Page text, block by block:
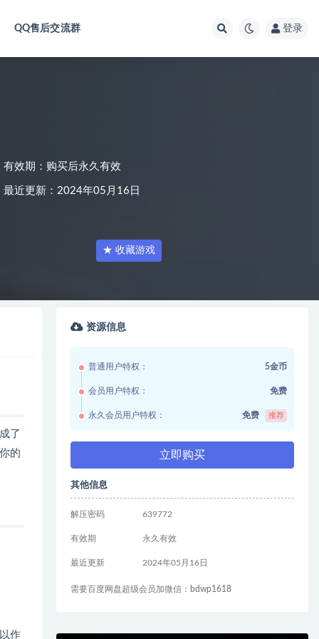
QQ售后交流群 登录
有效期：购买后永久有效
最近更新：2024年05月16日
★ 收藏游戏
了
的
作
资源信息
普通用户特权： 5金币
会员用户特权： 免费
永久会员用户特权： 免费 推荐
立即购买
其他信息
解压密码 639772
有效期 永久有效
最近更新 2024年05月16日
需要百度网盘超级会员加微信：bdwp1618